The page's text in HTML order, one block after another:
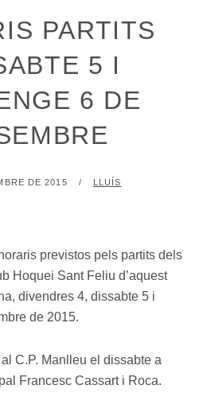
PARTITS
5 I
6 DE
DE 2015 BY
LLUÍS
previstos pels partits dels
Hoquei Sant Feliu d’aquest
divendres 4, dissabte 5 i
de 2015.
C.P. Manlleu el dissabte a
Francesc Cassart i Roca.